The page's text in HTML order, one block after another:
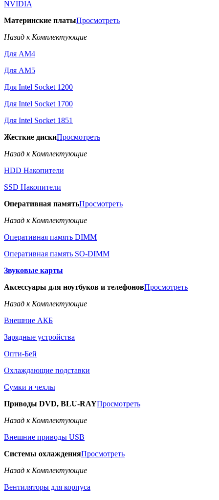
NVIDIA
Материнские платыПросмотреть
Назад к Комплектующие
Для AM4
Для AM5
Для Intel Socket 1200
Для Intel Socket 1700
Для Intel Socket 1851
Жесткие дискиПросмотреть
Назад к Комплектующие
HDD Накопители
SSD Накопители
Оперативная памятьПросмотреть
Назад к Комплектующие
Оперативная память DIMM
Оперативная память SO-DIMM
Звуковые карты
Аксессуары для ноутбуков и телефоновПросмотреть
Назад к Комплектующие
Внешние АКБ
Зарядные устройства
Опти-Бей
Охлаждающие подставки
Сумки и чехлы
Приводы DVD, BLU-RAYПросмотреть
Назад к Комплектующие
Внешние приводы USB
Системы охлажденияПросмотреть
Назад к Комплектующие
Вентиляторы для корпуса